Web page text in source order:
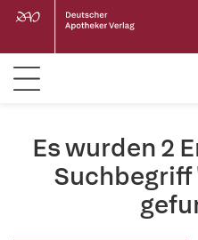
Es wurden 2
Suchbegriff